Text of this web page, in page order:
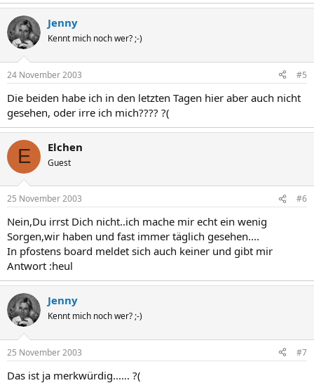
Jenny
Kennt mich noch wer? ;-)
24 November 2003 #5
Die beiden habe ich in den letzten Tagen hier aber auch nicht
gesehen, oder irre ich mich???? ?(
E Elchen
Guest
25 November 2003 #6
Nein,Du irrst Dich nicht..ich mache mir echt ein wenig
Sorgen,wir haben und fast immer täglich gesehen....
In pfostens board meldet sich auch keiner und gibt mir
Antwort :heul
Jenny
Kennt mich noch wer? ;-)
25 November 2003 #7
Das ist ja merkwürdig...... ?(